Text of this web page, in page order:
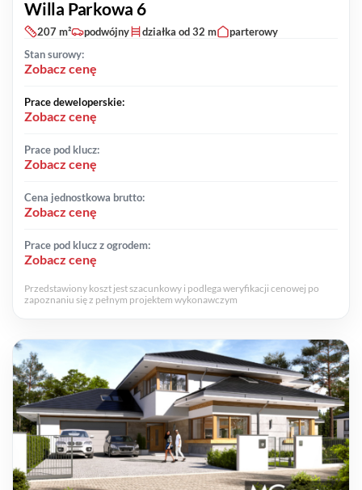
Willa Parkowa 6
207 m² podwójny działka od 32 m
parterowy
Stan surowy:
Zobacz cenę
Prace deweloperskie:
Zobacz cenę
Prace pod klucz:
Zobacz cenę
Cena jednostkowa brutto:
Zobacz cenę
Prace pod klucz z ogrodem:
Zobacz cenę
Przedstawiony koszt jest szacunkowy i podlega weryfikacji cenowej po
zapoznaniu się z pełnym projektem wykonawczym